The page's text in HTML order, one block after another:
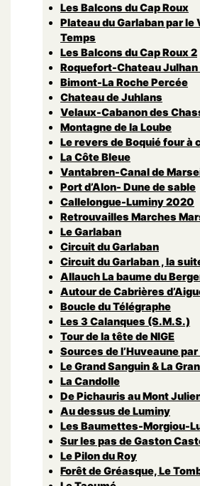
Les Balcons du Cap Roux
Plateau du Garlaban par le
Temps
Les Balcons du Cap Roux 2
Roquefort-Chateau
Bimont-La Roche Percée
Chateau de Juhlans
Velaux-Cabanon des
Montagne de la Loube
Le revers de Boquié four à
La Côte Bleue
Vantabren-Canal de
Port d’Alon- Dune de sable
Callelongue-Luminy 2020
Retrouvailles Marches
Le Garlaban
Circuit du Garlaban
Circuit du Garlaban , la
Allauch La baume du
Autour de Cabrières
Boucle du Télégraphe
Les 3 Calanques (S.M.S.)
Tour de la tête de NIGE
Sources de l’Huveaune
Le Grand Sanguin & La
La Candolle
De Pichauris au Mont
Au dessus de Luminy
Les Baumettes-Morgiou-
Sur les pas de Gaston
Le Pilon du Roy
Forêt de Gréasque, Le